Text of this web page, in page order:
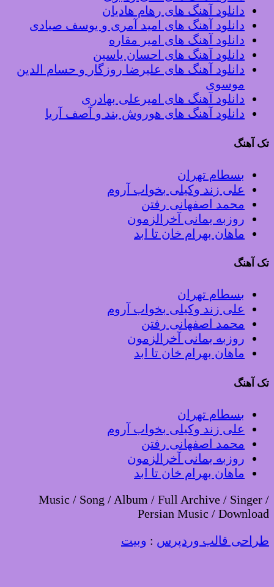
دانلود آهنگ های رهام هادیان
دانلود آهنگ های امید آمری و یوسف صیادی
دانلود آهنگ های امیر مقاره
دانلود آهنگ های احسان یاسین
دانلود آهنگ های علیرضا روزگار و حسام الدین
موسوی
دانلود آهنگ های امیرعلی بهادری
دانلود آهنگ های هوروش بند و آصف آریا
تک آهنگ
بسطام تهران
علی زند وکیلی بخواب آروم
محمد اصفهانی رفتن
روزبه بمانی آخرالزمون
ماهان بهرام خان تا ابد
تک آهنگ
بسطام تهران
علی زند وکیلی بخواب آروم
محمد اصفهانی رفتن
روزبه بمانی آخرالزمون
ماهان بهرام خان تا ابد
تک آهنگ
بسطام تهران
علی زند وکیلی بخواب آروم
محمد اصفهانی رفتن
روزبه بمانی آخرالزمون
ماهان بهرام خان تا ابد
Music / Song / Album / Full Archive / Singer /
Persian Music / Download
طراحی قالب وردپرس : وبیت